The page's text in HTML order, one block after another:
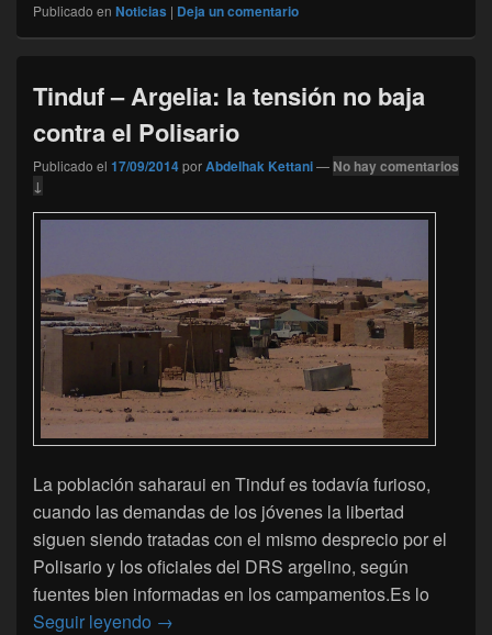
Publicado en Noticias | Deja un comentario
Tinduf – Argelia: la tensión no baja
contra el Polisario
Publicado el 17/09/2014porAbdelhak Kettani— No hay comentarios
↓
La población saharaui en Tinduf es todavía furioso,
cuando las demandas de los jóvenes la libertad
siguen siendo tratadas con el mismo desprecio por el
Polisario y los oficiales del DRS argelino, según
fuentes bien informadas en los campamentos.Es lo
Seguir leyendo Tinduf – Argelia: la tensión no baja contra
→